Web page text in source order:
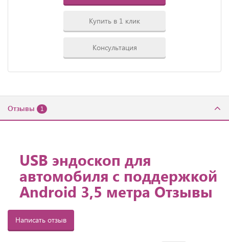
Купить в 1 клик
Консультация
Отзывы 1
USB эндоскоп для
автомобиля с поддержкой
Android 3,5 метра Отзывы
Написать отзыв